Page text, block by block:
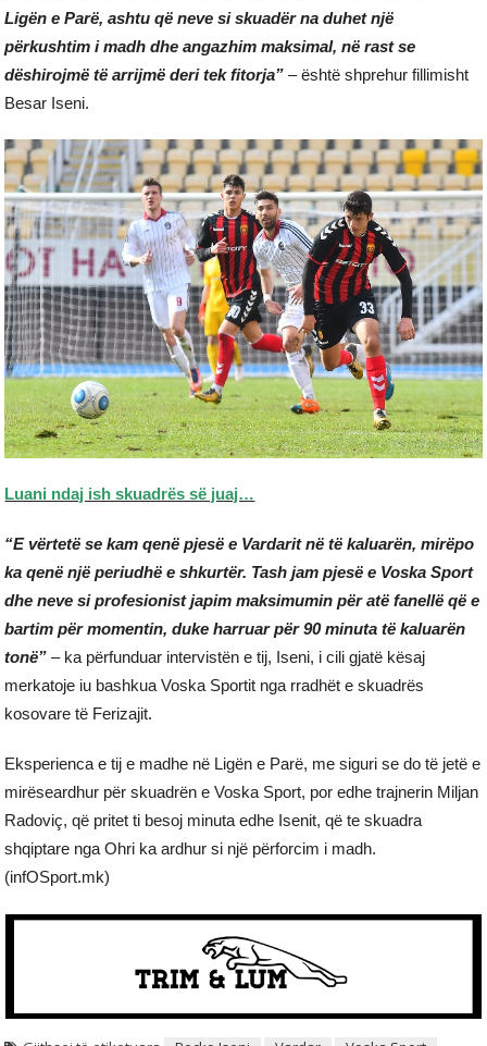
Ligën e Parë, ashtu që neve si skuadër na duhet një
përkushtim i madh dhe angazhim maksimal, në rast se
dëshirojmë të arrijmë deri tek fitorja” – është shprehur fillimisht
Besar Iseni.
Luani ndaj ish skuadrës së juaj…
“E vërtetë se kam qenë pjesë e Vardarit në të kaluarën, mirëpo
ka qenë një periudhë e shkurtër. Tash jam pjesë e Voska Sport
dhe neve si profesionist japim maksimumin për atë fanellë që e
bartim për momentin, duke harruar për 90 minuta të kaluarën
tonë” – ka përfunduar intervistën e tij, Iseni, i cili gjatë kësaj
merkatoje iu bashkua Voska Sportit nga rradhët e skuadrës
kosovare të Ferizajit.
Eksperienca e tij e madhe në Ligën e Parë, me siguri se do të jetë e
mirëseardhur për skuadrën e Voska Sport, por edhe trajnerin Miljan
Radoviç, që pritet ti besoj minuta edhe Isenit, që te skuadra
shqiptare nga Ohri ka ardhur si një përforcim i madh.
(infOSport.mk)